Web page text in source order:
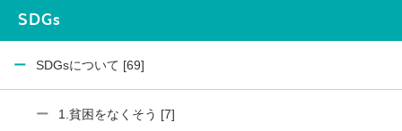
SDGs
SDGsについて [69]
1.貧困をなくそう [7]